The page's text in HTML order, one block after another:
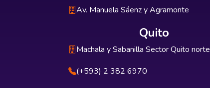
Av. Manuela Sáenz y Agramonte
Quito
Machala y Sabanilla Sector Quito norte
(+593) 2 382 6970